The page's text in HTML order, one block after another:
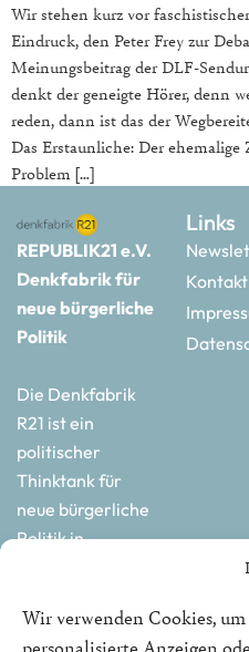
Wir verwenden Cookies,
Wir stehen kurz vor
Eindruck, den Peter Frey zur
Meinungsbeitrag der DLF-
denkt der geneigte Hörer, denn
reden, dann ist das der
Das Erstaunliche: Der
Problem […]
REPUBLIK21 e.V.
Denkfabrik für
neue bürgerliche
Politik
Die Denkfabrik
R21 ist ein
politischer
Thinktank für
neue bürgerliche
Politik in
Links
Kontakt